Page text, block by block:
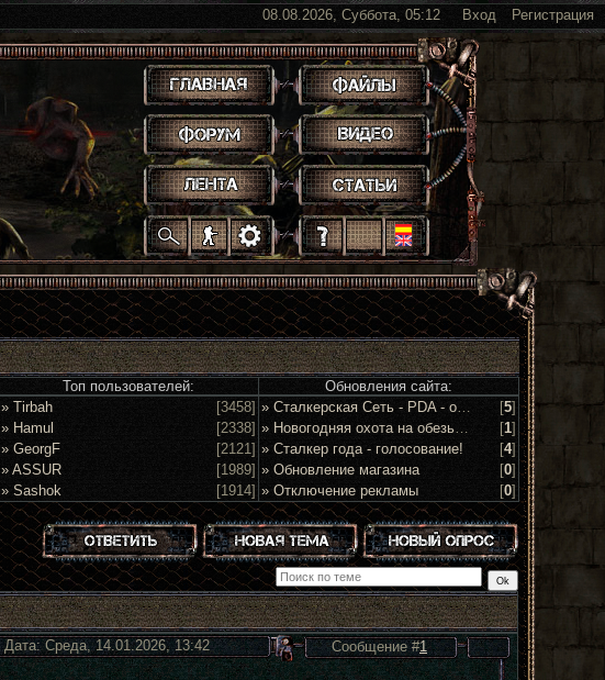
Вход Регистрация
08.08.2026, Суббота, 05:12
.
.
.
.
.
.
. . . . .
Топ пользователей:
Обновления сайта:
» Tirbah
[3458]
» Hamul
[2338]
» GeorgF
[2121]
» ASSUR
[1989]
» Sashok
[1914]
» Сталкерская Сеть - PDA - обсуждение и предложения [5]
» Новогодняя охота на обезьян 2016!
[1]
» Сталкер года - голосование!
[4]
» Обновление магазина
[0]
» Отключение рекламы
[0]
Дата: Среда, 14.01.2026, 13:42 Сообщение #1